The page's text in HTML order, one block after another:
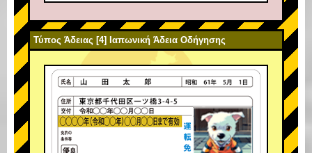
Τύπος Άδειας [4] Ιαπωνική Άδεια Οδήγησης